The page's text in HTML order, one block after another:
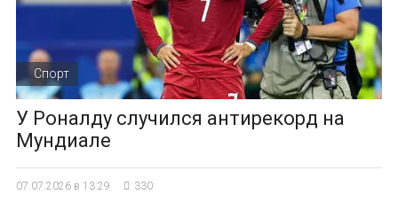
Спорт
У Роналду случился антирекорд на
Мундиале
07.07.2026 в 13:29 330